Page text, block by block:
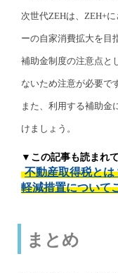
次世代ZEHは、ZEH+
ーの自家消費拡大を目
補助金制度の注意点と
ないため注意が必要で
また、利用する補助金
けましょう。
▼この記事も読まれ
不動産取得税と
軽減措置について
まとめ